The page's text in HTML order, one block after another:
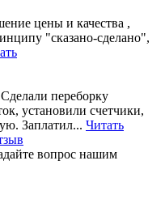
цены и качества ,
"сказано-сделано",
переборку
установили счетчики,
Заплатил... Читать
вопрос нашим